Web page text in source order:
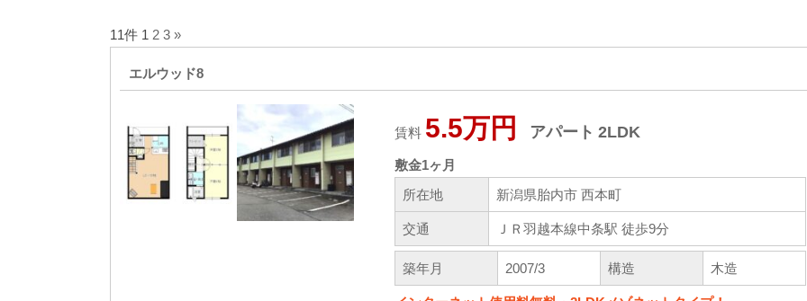
11件 1 2 3 »
エルウッド8
賃料 5.5万円 アパート 2LDK
敷金1ヶ月
所在地
新潟県胎内市 西本町
交通 ＪＲ羽越本線中条駅 徒歩9分
築年月 2007/3 構造 木造